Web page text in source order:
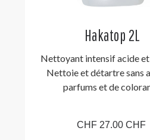
Hakatop 2L
Nettoyant intensif acide
Nettoie et détartre sans
parfums et de
CHF 27.00 CHF